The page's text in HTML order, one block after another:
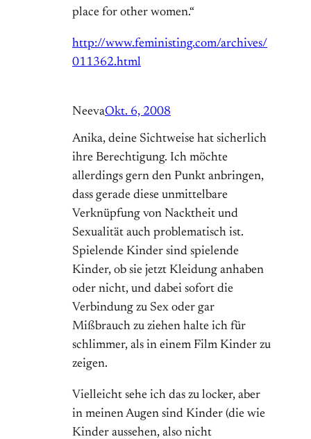
place for other women.“
http://www.feministing.com/archives/
011362.html
NeevaOkt. 6, 2008
Anika, deine Sichtweise hat sicherlich
ihre Berechtigung. Ich möchte
allerdings gern den Punkt anbringen,
dass gerade diese unmittelbare
Verknüpfung von Nacktheit und
Sexualität auch problematisch ist.
Spielende Kinder sind spielende
Kinder, ob sie jetzt Kleidung anhaben
oder nicht, und dabei sofort die
Verbindung zu Sex oder gar
Mißbrauch zu ziehen halte ich für
schlimmer, als in einem Film Kinder zu
zeigen.
Vielleicht sehe ich das zu locker, aber
in meinen Augen sind Kinder (die wie
Kinder aussehen, also nicht